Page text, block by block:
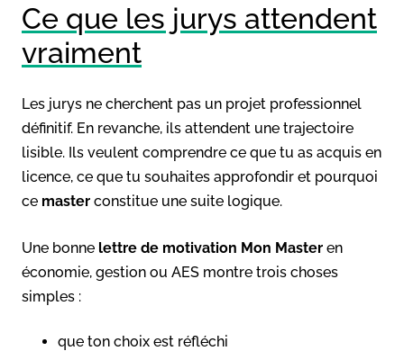
Ce que les jurys attendent
vraiment
Les jurys ne cherchent pas un projet professionnel
définitif. En revanche, ils attendent une trajectoire
lisible. Ils veulent comprendre ce que tu as acquis en
licence, ce que tu souhaites approfondir et pourquoi
ce master constitue une suite logique.
Une bonne lettre de motivation Mon Master en
économie, gestion ou AES montre trois choses
simples :
que ton choix est réfléchi